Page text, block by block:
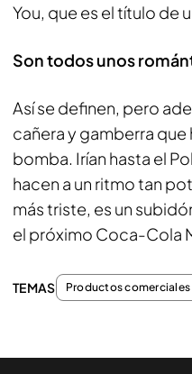
You, que es el título de
Son todos unos
Así se definen, pero
cañera y gamberra que
bomba. Irían hasta el
hacen a un ritmo tan
más triste, es un
el próximo Coca-Cola
TEMAS Productos comerciales